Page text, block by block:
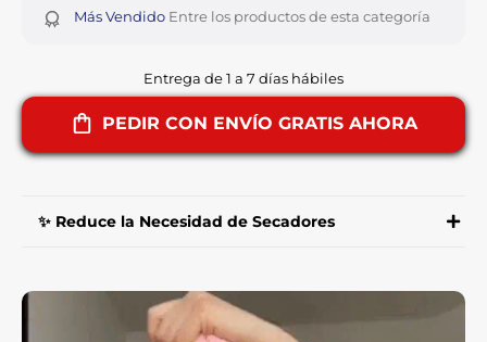
Más Vendido Entre los productos de esta categoría
Entrega de 1 a 7 días hábiles
PEDIR CON ENVÍO GRATIS AHORA
✨ Reduce la Necesidad de Secadores
Turbie® absorbe la humedad de tu cabello en
menos de 15 minutos, lo que disminuye el